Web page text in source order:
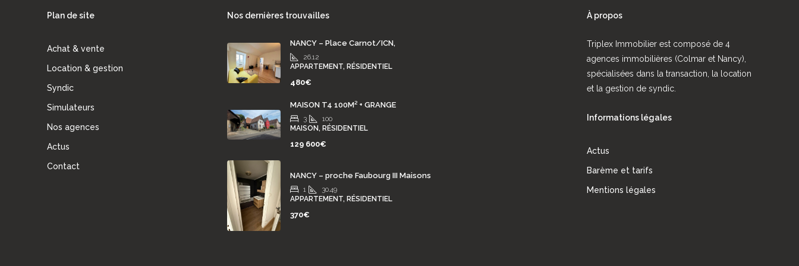
Plan de site
Achat & vente
Location & gestion
Syndic
Simulateurs
Nos agences
Actus
Contact
Nos dernières trouvailles
NANCY – Place Carnot/ICN,
26.12
APPARTEMENT, RÉSIDENTIEL
480€
MAISON T4 100M² + GRANGE
3
100
MAISON, RÉSIDENTIEL
129 600€
NANCY – proche Faubourg III Maisons
1
30.49
APPARTEMENT, RÉSIDENTIEL
370€
À propos
Triplex Immobilier est composé de 4
agences immobilières (Colmar et Nancy),
spécialisées dans la transaction, la location
et la gestion de syndic.
Informations légales
Actus
Barème et tarifs
Mentions légales